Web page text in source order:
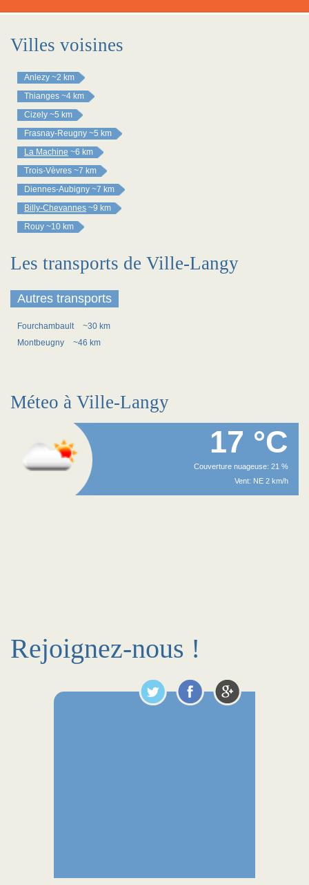
Villes voisines
Anlezy ~2 km
Thianges ~4 km
Cizely ~5 km
Frasnay-Reugny ~5 km
La Machine ~6 km
Trois-Vèvres ~7 km
Diennes-Aubigny ~7 km
Billy-Chevannes ~9 km
Rouy ~10 km
Les transports de Ville-Langy
Autres transports
Fourchambault
~30 km
Montbeugny
~46 km
Méteo à Ville-Langy
17 °C
Couverture nuageuse: 21 %
Vent: NE 2 km/h
Rejoignez-nous !